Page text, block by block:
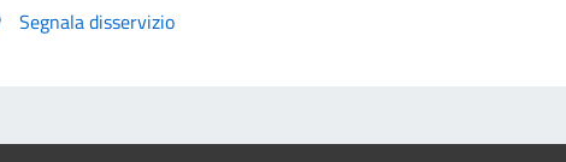
Segnala disservizio